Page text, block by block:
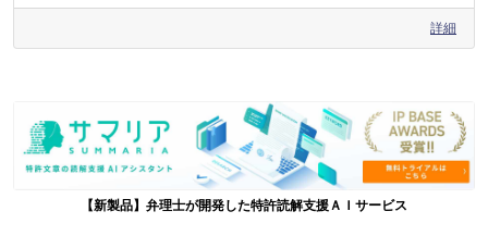
詳細
【新製品】弁理士が開発した特許読解支援ＡＩサービス